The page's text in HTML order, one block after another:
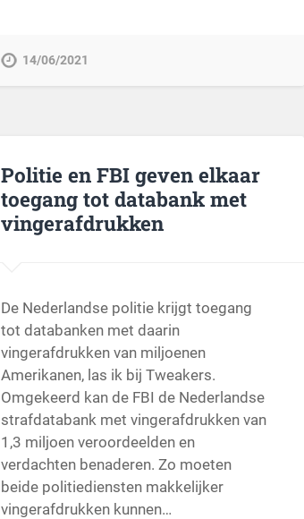
14/06/2021
Politie en FBI geven elkaar
toegang tot databank met
vingerafdrukken
De Nederlandse politie krijgt toegang
tot databanken met daarin
vingerafdrukken van miljoenen
Amerikanen, las ik bij Tweakers.
Omgekeerd kan de FBI de Nederlandse
strafdatabank met vingerafdrukken van
1,3 miljoen veroordeelden en
verdachten benaderen. Zo moeten
beide politiediensten makkelijker
vingerafdrukken kunnen…